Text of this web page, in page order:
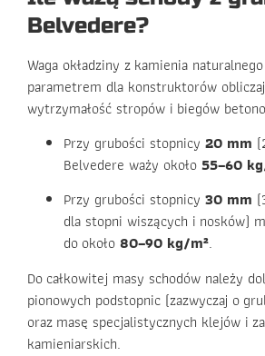
Belvedere?
Waga okładziny z kamienia
parametrem dla konstruktorów
wytrzymałość stropów i biegów
Przy grubości stopnicy 20 mm
Belvedere waży około 55–60
Przy grubości stopnicy 30 mm
dla stopni wiszących i nosków)
do około 80–90 kg/m².
Do całkowitej masy schodów należy
pionowych podstopnic (zazwyczaj o
oraz masę specjalistycznych klejów i
kamieniarskich.